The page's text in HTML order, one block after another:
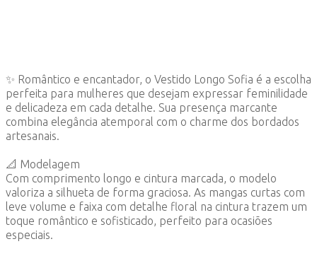
✨ Romântico e encantador, o Vestido Longo Sofia é a escolha
perfeita para mulheres que desejam expressar feminilidade
e delicadeza em cada detalhe. Sua presença marcante
combina elegância atemporal com o charme dos bordados
artesanais.
📐 Modelagem
Com comprimento longo e cintura marcada, o modelo
valoriza a silhueta de forma graciosa. As mangas curtas com
leve volume e faixa com detalhe floral na cintura trazem um
toque romântico e sofisticado, perfeito para ocasiões
especiais.